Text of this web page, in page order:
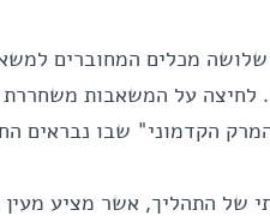
מכלים המחוברים
לחיצה על המשאבות משחררת
הקדמוני" שבו נבראים
של התהליך, אשר מציע